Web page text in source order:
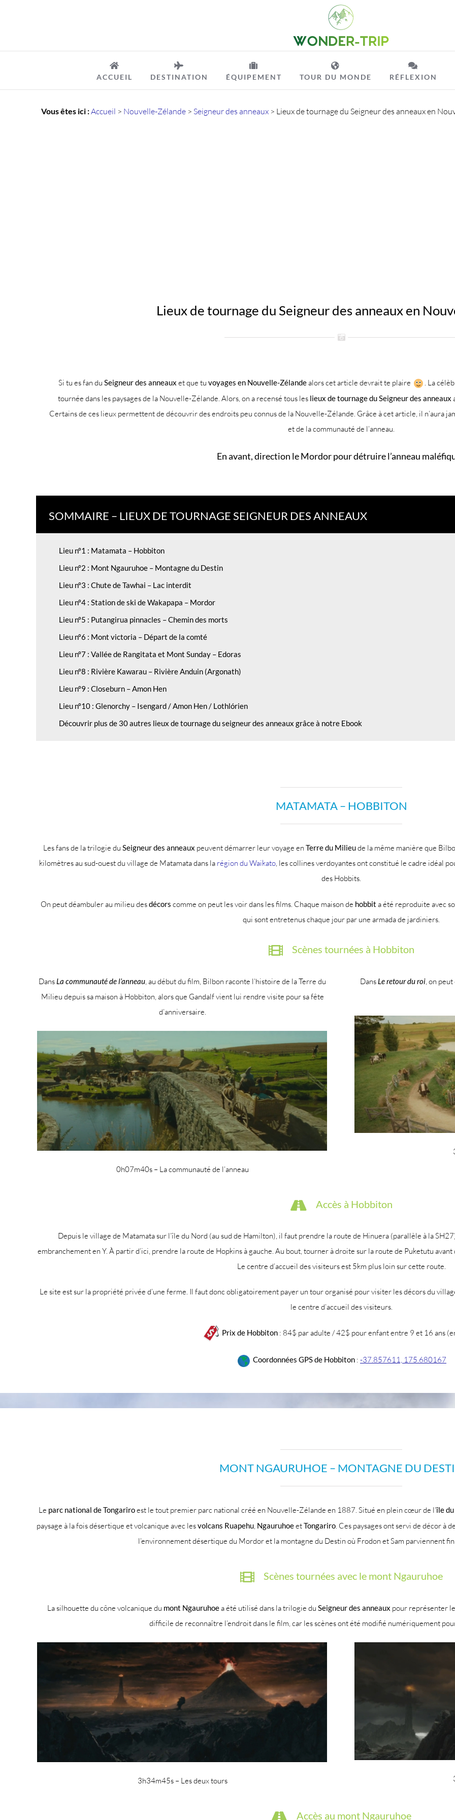
ACCUEIL DESTINATION ÉQUIPEMENT TOUR DU MONDE RÉFLEXION
Vous êtes ici :Accueil > Nouvelle-Zélande> Seigneur des anneaux> Lieux de tournage du Seigneur des anneaux en
Lieux de tournage du Seigneur des anneaux en
Si tu es fan du Seigneur des anneaux et que tu voyages en Nouvelle-Zélandealors cet article devrait te plaire
. La
tournée dans les paysages de la Nouvelle-Zélande. Alors, on a recensé tous les lieux de tournage du Seigneur des anneaux
Certains de ces lieux permettent de découvrir des endroits peu connus de la Nouvelle-Zélande. Grâce à cet article, il n’aura
et de la communauté de l’anneau.
En avant, direction le Mordor pour détruire l’anneau
SOMMAIRE – LIEUX DE TOURNAGE SEIGNEUR DES ANNEAUX
Lieu nº1 : Matamata – Hobbiton
Lieu nº2 : Mont Ngauruhoe – Montagne du Destin
Lieu nº3 : Chute de Tawhai – Lac interdit
Lieu nº4 : Station de ski de Wakapapa – Mordor
Lieu nº5 : Putangirua pinnacles – Chemin des morts
Lieu nº6 : Mont victoria – Départ de la comté
Lieu nº7 : Vallée de Rangitata et Mont Sunday – Edoras
Lieu nº8 : Rivière Kawarau – Rivière Anduin (Argonath)
Lieu nº9 : Closeburn – Amon Hen
Lieu nº10 : Glenorchy – Isengard / Amon Hen / Lothlórien
Découvrir plus de 30 autres lieux de tournage du seigneur des anneaux grâce à notre Ebook
MATAMATA – HOBBITON
Les fans de la trilogie du Seigneur des anneaux peuvent démarrer leur voyage en Terre du Milieude la même manière que
kilomètres au sud-ouest du village de Matamata dans la région du Waikato, les collines verdoyantes ont constitué le cadre idéal
des Hobbits.
On peut déambuler au milieu desdécors comme on peut les voir dans les films. Chaque maison de hobbit a été reproduite avec
qui sont entretenus chaque jour par une armada de jardiniers.
Scènes tournées à Hobbiton
DansLa communauté de l’anneau, au début du film, Bilbon raconte l’histoire de la Terre du
Milieu depuis sa maison à Hobbiton, alors que Gandalf vient lui rendre visite pour sa fête
d’anniversaire.
0h07m40s – La communauté de l’anneau
Dans Le retour du roi, on
Accès à Hobbiton
Depuis le village de Matamata sur l’île du Nord (au sud de Hamilton), il faut prendre la route de Hinuera (parallèle à la
embranchement en Y. À partir d’ici, prendre la route de Hopkins à gauche. Au bout, tourner à droite sur la route de Puketutu
Le centre d’accueil des visiteurs est 5km plus loin sur cette route.
Le site est sur la propriété privée d’une ferme. Il faut donc obligatoirement payer un tour organisé pour visiter les décors du
le centre d’accueil des visiteurs.
Prix de Hobbiton : 84$ par adulte / 42$ pour enfant entre 9 et 16 ans
Coordonnées GPS de Hobbiton : -37.857611, 175.680167
MONT NGAURUHOE – MONTAGNE DU
Le parc national de Tongariroest le tout premier parc national créé en Nouvelle-Zélande en 1887. Situé en plein cœur de l’île
paysage à la fois désertique et volcanique avec lesvolcans Ruapehu, NgauruhoeetTongariro. Ces paysages ont servi de décor à
l’environnement désertique du Mordor et la montagne du Destin où Frodon et Sam parviennent
Scènes tournées avec le mont Ngauruhoe
La silhouette du cône volcanique du mont Ngauruhoea été utilisé dans la trilogie du Seigneur des anneaux pour représenter
difficile de reconnaître l’endroit dans le film, car les scènes ont été modifié numériquement
3h34m45s – Les deux tours
Accès au mont Ngauruhoe